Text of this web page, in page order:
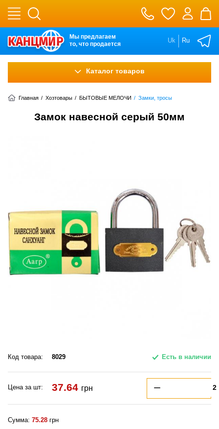
Мы предлагаем
то, что продается
Uk Ru
Каталог товаров
Главная / Хозтовары / БЫТОВЫЕ МЕЛОЧИ / Замки, тросы
Замок навесной серый 50мм
Код товара: 8029 Есть в наличии
Цена за шт: 37.64 грн
Сумма: 75.28 грн